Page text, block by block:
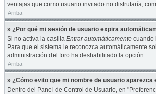
ventajas que como usuario invitado no disfrutaría,
Arriba
» ¿Por qué mi sesión de usuario expira
Si no activa la casilla Entrar automáticamente cuando
Para que el sistema le reconozca automáticamente
administración del foro ha deshabilitado la opción.
Arriba
» ¿Cómo evito que mi nombre de usuario
Dentro del Panel de Control de Usuario, en